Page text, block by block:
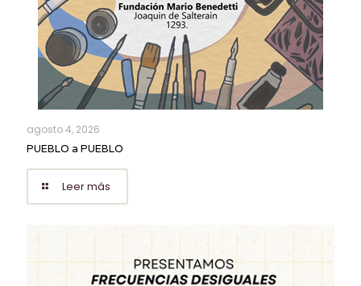
agosto 4, 2026
PUEBLO a PUEBLO
Leer más